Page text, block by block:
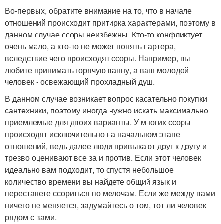
Во-первых, обратите внимание на то, что в начале
отношений происходит притирка характерами, поэтому в
данном случае ссоры неизбежны. Кто-то конфликтует
очень мало, а кто-то не может понять партера,
вследствие чего происходят ссоры. Например, вы
любите принимать горячую ванну, а ваш молодой
человек - освежающий прохладный душ.
В данном случае возникает вопрос касательно покупки
сантехники, поэтому иногда нужно искать максимально
приемлемые для двоих варианты. У многих ссоры
происходят исключительно на начальном этапе
отношений, ведь далее люди привыкают друг к другу и
трезво оценивают все за и против. Если этот человек
идеально вам подходит, то спустя небольшое
количество времени вы найдете общий язык и
перестанете ссориться по мелочам. Если же между вами
ничего не меняется, задумайтесь о том, тот ли человек
рядом с вами.